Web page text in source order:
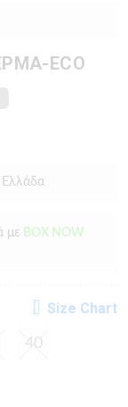
ECO
με BOX NOW
Size Chart
40